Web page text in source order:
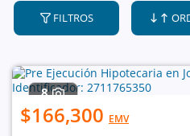
FILTROS
8
$166,300 EMV